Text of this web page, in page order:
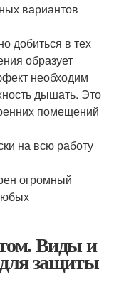
вариантов
добиться в тех
образует
необходим
дышать. Это
помещений
на всю работу
огромный
Виды и
защиты